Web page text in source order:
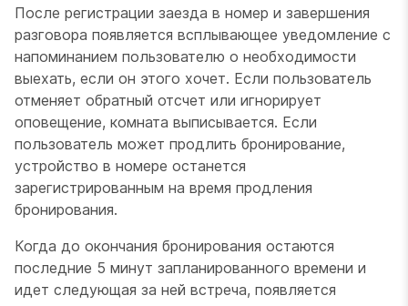
После регистрации заезда в номер и завершения
разговора появляется всплывающее уведомление с
напоминанием пользователю о необходимости
выехать, если он этого хочет. Если пользователь
отменяет обратный отсчет или игнорирует
оповещение, комната выписывается. Если
пользователь может продлить бронирование,
устройство в номере останется
зарегистрированным на время продления
бронирования.
Когда до окончания бронирования остаются
последние 5 минут запланированного времени и
идет следующая за ней встреча, появляется